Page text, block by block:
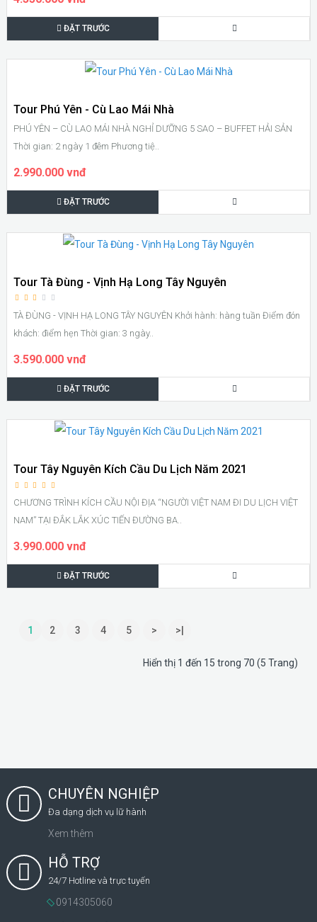
ĐẶT TRƯỚC
Tour Phú Yên - Cù Lao Mái Nhà
PHÚ YÊN – CÙ LAO MÁI NHÀ NGHỈ DƯỠNG 5 SAO – BUFFET HẢI SẢN
Thời gian: 2 ngày 1 đêm Phương tiệ..
2.990.000 vnđ
ĐẶT TRƯỚC
Tour Tà Đùng - Vịnh Hạ Long Tây Nguyên
TÀ ĐÙNG - VỊNH HẠ LONG TÂY NGUYÊN Khởi hành: hàng tuần Điểm đón
khách: điểm hẹn Thời gian: 3 ngày..
3.590.000 vnđ
ĐẶT TRƯỚC
Tour Tây Nguyên Kích Cầu Du Lịch Năm 2021
CHƯƠNG TRÌNH KÍCH CẦU NỘI ĐỊA “NGƯỜI VIỆT NAM ĐI DU LỊCH VIỆT
NAM” TẠI ĐẮK LẮK XÚC TIẾN ĐƯỜNG BA..
3.990.000 vnđ
ĐẶT TRƯỚC
1 2 3 4 5 > >|
Hiển thị 1 đến 15 trong 70 (5 Trang)
CHUYÊN NGHIỆP
Đa dạng dịch vụ lữ hành
Xem thêm
HỖ TRỢ
24/7 Hotline và trực tuyến
0914305060